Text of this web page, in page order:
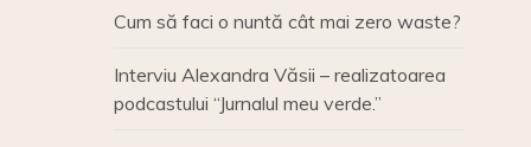
Cum să faci o nuntă cât mai zero waste?
Interviu Alexandra Văsii – realizatoarea
podcastului “Jurnalul meu verde.”